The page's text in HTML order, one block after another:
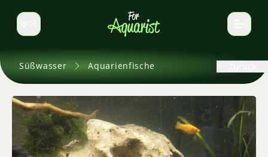
Sprache wechseln
Süßwasser Aquarienfische